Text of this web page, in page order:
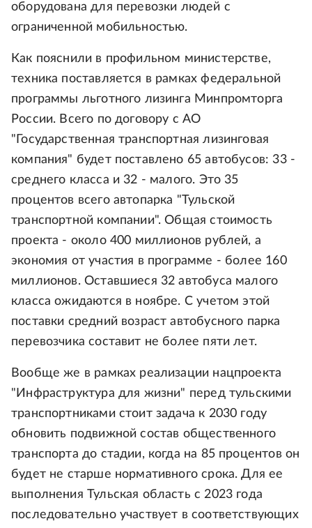
оборудована для перевозки людей с
ограниченной мобильностью.
Как пояснили в профильном министерстве,
техника поставляется в рамках федеральной
программы льготного лизинга Минпромторга
России. Всего по договору с АО
"Государственная транспортная лизинговая
компания" будет поставлено 65 автобусов: 33 -
среднего класса и 32 - малого. Это 35
процентов всего автопарка "Тульской
транспортной компании". Общая стоимость
проекта - около 400 миллионов рублей, а
экономия от участия в программе - более 160
миллионов. Оставшиеся 32 автобуса малого
класса ожидаются в ноябре. С учетом этой
поставки средний возраст автобусного парка
перевозчика составит не более пяти лет.
Вообще же в рамках реализации нацпроекта
"Инфраструктура для жизни" перед тульскими
транспортниками стоит задача к 2030 году
обновить подвижной состав общественного
транспорта до стадии, когда на 85 процентов он
будет не старше нормативного срока. Для ее
выполнения Тульская область с 2023 года
последовательно участвует в соответствующих